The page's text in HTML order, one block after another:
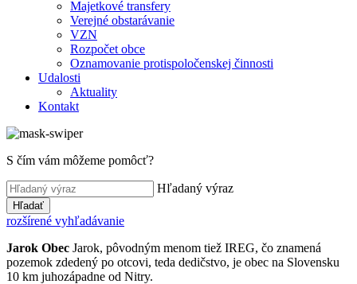
Majetkové transfery
Verejné obstarávanie
VZN
Rozpočet obce
Oznamovanie protispoločenskej činnosti
Udalosti
Aktuality
Kontakt
S čím vám môžeme pomôcť?
Hľadaný výraz
Hľadať
rozšírené vyhľadávanie
Jarok Obec Jarok, pôvodným menom tiež IREG, čo znamená
pozemok zdedený po otcovi, teda dedičstvo, je obec na Slovensku
10 km juhozápadne od Nitry.